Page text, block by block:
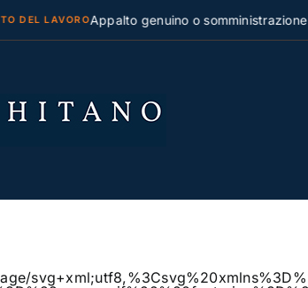
LAVOROAppalto genuino o somministrazione